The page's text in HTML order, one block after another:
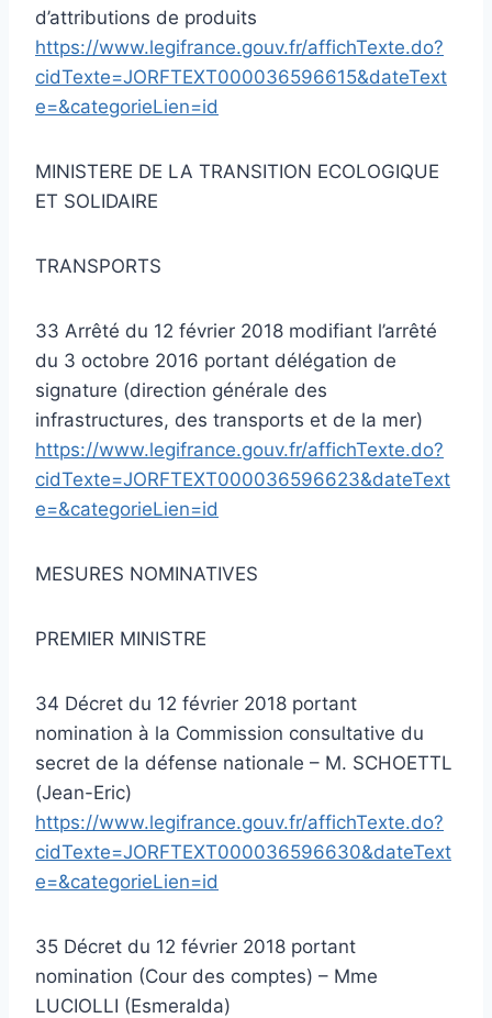
d’attributions de produits
https://www.legifrance.gouv.fr/affichTexte.do?
cidTexte=JORFTEXT000036596615&dateText
e=&categorieLien=id
MINISTERE DE LA TRANSITION ECOLOGIQUE
ET SOLIDAIRE
TRANSPORTS
33 Arrêté du 12 février 2018 modifiant l’arrêté
du 3 octobre 2016 portant délégation de
signature (direction générale des
infrastructures, des transports et de la mer)
https://www.legifrance.gouv.fr/affichTexte.do?
cidTexte=JORFTEXT000036596623&dateText
e=&categorieLien=id
MESURES NOMINATIVES
PREMIER MINISTRE
34 Décret du 12 février 2018 portant
nomination à la Commission consultative du
secret de la défense nationale – M. SCHOETTL
(Jean-Eric)
https://www.legifrance.gouv.fr/affichTexte.do?
cidTexte=JORFTEXT000036596630&dateText
e=&categorieLien=id
35 Décret du 12 février 2018 portant
nomination (Cour des comptes) – Mme
LUCIOLLI (Esmeralda)